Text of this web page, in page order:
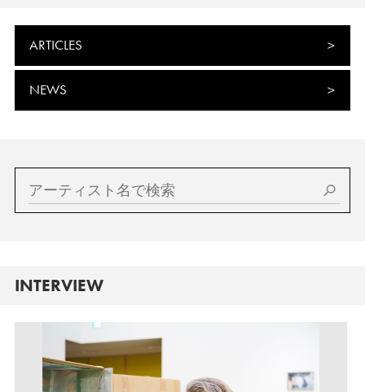
ARTICLES
NEWS
INTERVIEW